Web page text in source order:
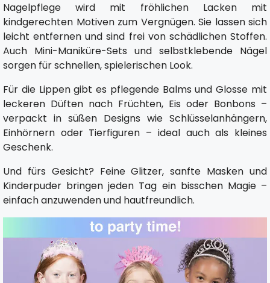
Nagelpflege wird mit fröhlichen Lacken mit
kindgerechten Motiven zum Vergnügen. Sie lassen sich
leicht entfernen und sind frei von schädlichen Stoffen.
Auch Mini-Maniküre-Sets und selbstklebende Nägel
sorgen für schnellen, spielerischen Look.
Für die Lippen gibt es pflegende Balms und Glosse mit
leckeren Düften nach Früchten, Eis oder Bonbons –
verpackt in süßen Designs wie Schlüsselanhängern,
Einhörnern oder Tierfiguren – ideal auch als kleines
Geschenk.
Und fürs Gesicht? Feine Glitzer, sanfte Masken und
Kinderpuder bringen jeden Tag ein bisschen Magie –
einfach anzuwenden und hautfreundlich.